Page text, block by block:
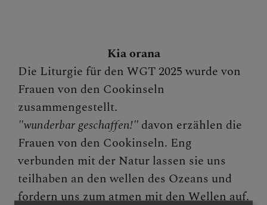
Pfarrausflüge - Bildungswerk
Veranstaltungen
TODESFALL/BEGRÄBNIS
TODESANZEIGEN
Kia orana
Die Liturgie für den WGT 2025 wurde von
Frauen von den Cookinseln
zusammengestellt.
"wunderbar geschaffen!" davon erzählen die
Frauen von den Cookinseln. Eng
verbunden mit der Natur lassen sie uns
teilhaben an den wellen des Ozeans und
fordern uns zum atmen mit den Wellen auf.